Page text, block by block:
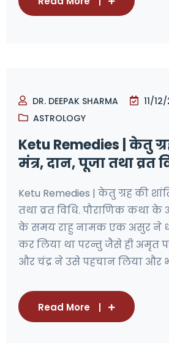
DR. DEEPAK SHARMA
11/
ASTROLOGY
Ketu Remedies | केतु
मंत्र, दान, पूजा तथा व्रत
Ketu Remedies | केतु ग्रह की
तथा व्रत विधि. पौराणिक कथा
के समय राहु नामक एक असुर ने
कर लिया था परन्तु जैसे ही अमृत
और चंद्र ने उसे पहचान लिया और
Read More